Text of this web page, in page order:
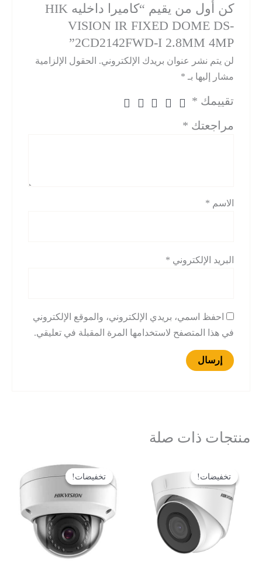
كن أول من يقيم “كاميرا داخليه HIK
VISION IR FIXED DOME DS-
2CD2142FWD-I 2.8MM 4MP”
لن يتم نشر عنوان بريدك الإلكتروني. الحقول الإلزامية
مشار إليها بـ *
تقييمك *
مراجعتك *
الاسم *
البريد الإلكتروني *
احفظ اسمي، بريدي الإلكتروني، والموقع الإلكتروني
في هذا المتصفح لاستخدامها المرة المقبلة في تعليقي.
منتجات ذات صلة
تخفيضات!
تخفيضات!
الأصلي
هو:
75 $.
الحالي
هو:
تخفيضات!
تخفيضات!
الأصلي
هو:
الحالي
هو:
65 $.